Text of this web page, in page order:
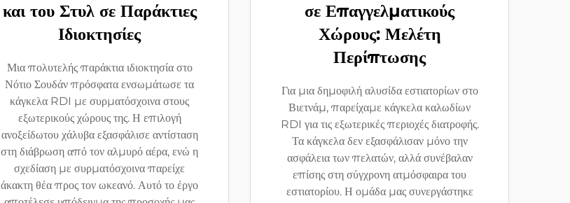
και του Στυλ σε Παράκτιες
Ιδιοκτησίες
Μια πολυτελής παράκτια ιδιοκτησία στο
Νότιο Σουδάν πρόσφατα ενσωμάτωσε τα
κάγκελα RDI με συρματόσχοινα στους
εξωτερικούς χώρους της. Η επιλογή
ανοξείδωτου χάλυβα εξασφάλισε αντίσταση
στη διάβρωση από τον αλμυρό αέρα, ενώ η
σχεδίαση με συρματόσχοινα παρείχε
άκακτη θέα προς τον ωκεανό. Αυτό το έργο
σε Επαγγελματικούς
Χώρους: Μελέτη
Περίπτωσης
Για μια δημοφιλή αλυσίδα εστιατορίων στο
Βιετνάμ, παρείχαμε κάγκελα καλωδίων
RDI για τις εξωτερικές περιοχές διατροφής.
Τα κάγκελα δεν εξασφάλισαν μόνο την
ασφάλεια των πελατών, αλλά συνέβαλαν
επίσης στη σύγχρονη ατμόσφαιρα του
εστιατορίου. Η ομάδα μας συνεργάστηκε